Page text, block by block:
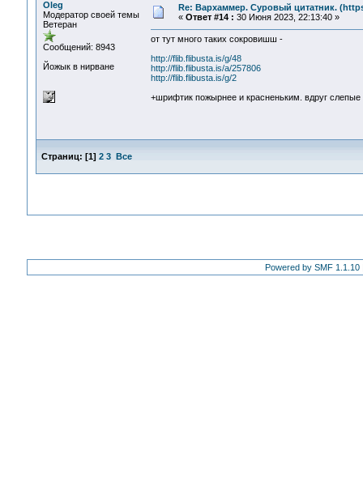
Oleg
Модератор своей темы
Ветеран
Сообщений: 8943
Йожык в нирване
Re: Вархаммер. Суровый цитатник.
« Ответ #14 : 30 Июня 2023, 22:13:40 »
от тут много таких сокровишш -
http://flib.flibusta.is/g/48
http://flib.flibusta.is/a/257806
http://flib.flibusta.is/g/2
+шрифтик пожырнее и красненьким. вдруг слепые
Страниц: [1] 2 3 Все
Powered by SMF 1.1.10